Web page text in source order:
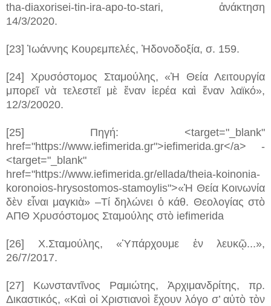
tha-diaxorisei-tin-ira-apo-to-stari, ἀνάκτηση
14/3/2020.
[23] Ἰωάννης Κουρεμπελές, Ἠδονοδοξία, σ. 159.
[24] Χρυσόστομος Σταμούλης, «Ἡ Θεία Λειτουργία
μπορεῖ νὰ τελεστεῖ μὲ ἕναν ἱερέα καὶ ἕναν λαϊκό»,
12/3/20020.
[25] Πηγή: <target="_blank"
href="https://www.iefimerida.gr">iefimerida.gr</a> -
<target="_blank"
href="https://www.iefimerida.gr/ellada/theia-koinonia-
koronoios-hrysostomos-stamoylis">«Ἡ Θεία Κοινωνία
δὲν εἶναι μαγκιὰ» –Τί δηλώνει ὁ κάθ. Θεολογίας στὸ
ΑΠΘ Χρυσόστομος Σταμούλης στὸ iefimerida
[26] Χ.Σταμούλης, «Ὑπάρχουμε ἐν λευκῷ...»,
26/7/2017.
[27] Κωνσταντῖνος Ραμιώτης, Ἀρχιμανδρίτης, πρ.
Δικαστικός, «Καὶ οἱ Χριστιανοὶ ἔχουν λόγο σ’ αὐτὸ τὸν